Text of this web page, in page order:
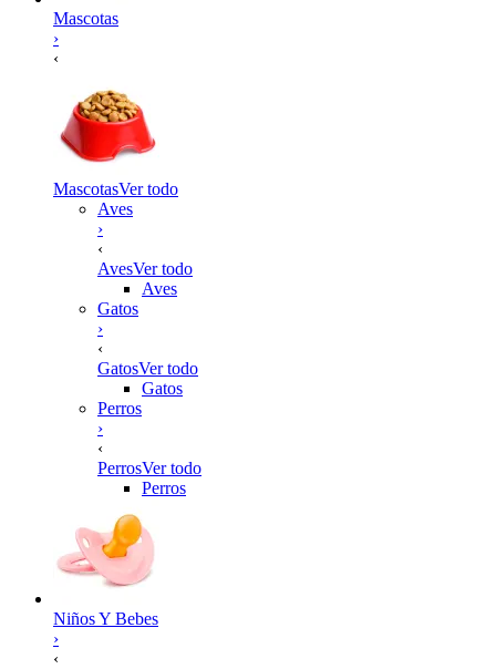
Mascotas
›
‹
MascotasVer todo
Aves
›
‹
AvesVer todo
Aves
Gatos
›
‹
GatosVer todo
Gatos
Perros
›
‹
PerrosVer todo
Perros
Niños Y Bebes
›
‹